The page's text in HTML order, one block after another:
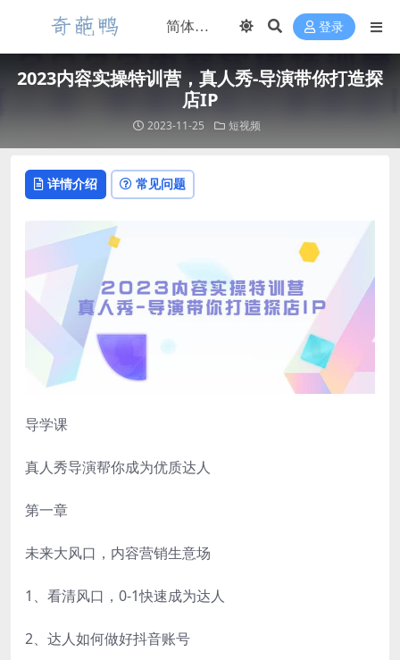
登录
2023内容实操特训营，真人秀-导演带你打造探
店IP
2023-11-25 短视频
详情介绍 常见问题
导学课
真人秀导演帮你成为优质达人
第一章
未来大风口，内容营销生意场
1、看清风口，0-1快速成为达人
2、达人如何做好抖音账号